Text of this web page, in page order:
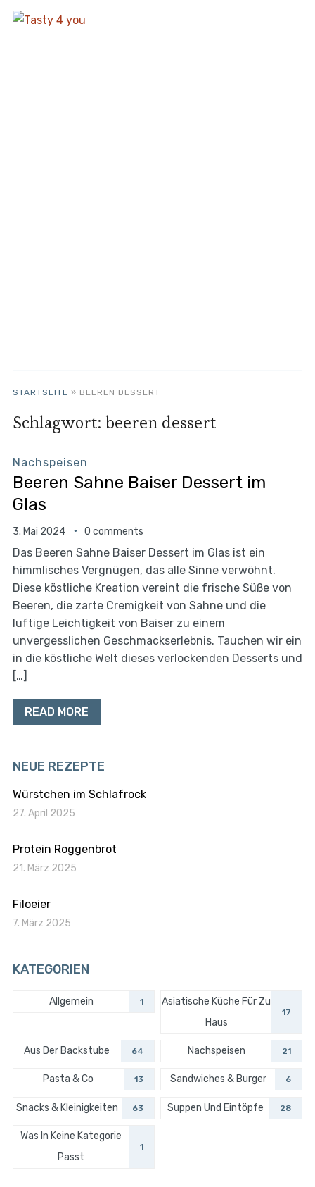
STARTSEITE » BEEREN DESSERT
Schlagwort: beeren dessert
Nachspeisen
Beeren Sahne Baiser Dessert im
Glas
3. Mai 2024 0 comments
Das Beeren Sahne Baiser Dessert im Glas ist ein
himmlisches Vergnügen, das alle Sinne verwöhnt.
Diese köstliche Kreation vereint die frische Süße von
Beeren, die zarte Cremigkeit von Sahne und die
luftige Leichtigkeit von Baiser zu einem
unvergesslichen Geschmackserlebnis. Tauchen wir ein
in die köstliche Welt dieses verlockenden Desserts und
[…]
READ MORE
NEUE REZEPTE
Würstchen im Schlafrock
27. April 2025
Protein Roggenbrot
21. März 2025
Filoeier
7. März 2025
KATEGORIEN
Allgemein 1
Asiatische Küche Für Zu
Haus
17
Aus Der Backstube 64 Nachspeisen 21
Pasta & Co 13 Sandwiches & Burger 6
Snacks & Kleinigkeiten 63 Suppen Und Eintöpfe 28
Was In Keine Kategorie
Passt
1